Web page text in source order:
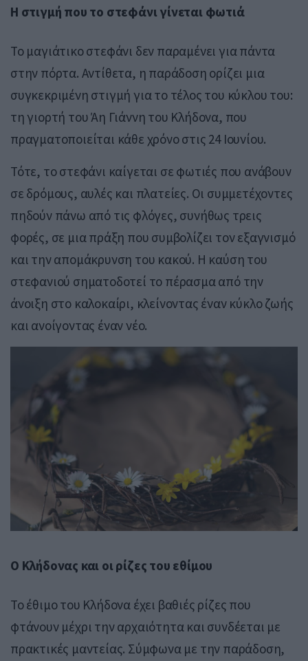
Η στιγμή που το στεφάνι γίνεται φωτιά
Το μαγιάτικο στεφάνι δεν παραμένει για πάντα
στην πόρτα. Αντίθετα, η παράδοση ορίζει μια
συγκεκριμένη στιγμή για το τέλος του κύκλου του:
τη γιορτή τουΆη Γιάννη του Κλήδονα, που
πραγματοποιείται κάθε χρόνο στις 24 Ιουνίου.
Τότε, το στεφάνι καίγεται σε φωτιές που ανάβουν
σε δρόμους, αυλές και πλατείες. Οι συμμετέχοντες
πηδούν πάνω από τις φλόγες, συνήθως τρεις
φορές, σε μια πράξη που συμβολίζει τον εξαγνισμό
και την απομάκρυνση του κακού. Η καύση του
στεφανιού σηματοδοτεί το πέρασμα από την
άνοιξη στο καλοκαίρι, κλείνοντας έναν κύκλο ζωής
και ανοίγοντας έναν νέο.
Ο Κλήδονας και οι ρίζες του εθίμου
Το έθιμο του Κλήδονα έχει βαθιές ρίζες που
φτάνουν μέχρι την αρχαιότητα και συνδέεται με
πρακτικές μαντείας. Σύμφωνα με την παράδοση,